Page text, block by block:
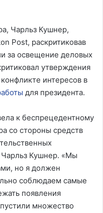
Чарльз Кушнер,
Post, раскритиковав
за освещение деловых
утверждения
интересов в
для президента.
к беспрецедентному
со стороны средств
Чарльз Кушнер. «Мы
но я должен
соблюдаем самые
появления
множество